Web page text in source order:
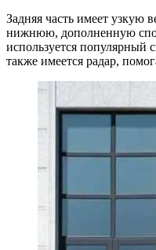
Задняя часть имеет
нижнюю, дополненную
используется популярный
также имеется радар,